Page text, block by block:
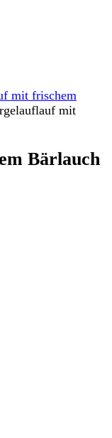
mit frischem
mit
Bärlauch